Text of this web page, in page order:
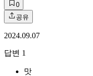
0
공유
2024.09.07
답변 1
맛